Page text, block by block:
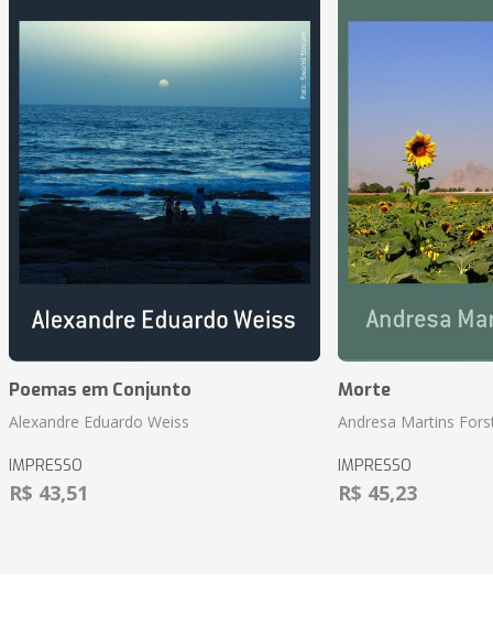
Poemas em Conjunto
Alexandre Eduardo Weiss
IMPRESSO
R$ 43,51
Morte
Andresa Martins
IMPRESSO
R$ 45,23